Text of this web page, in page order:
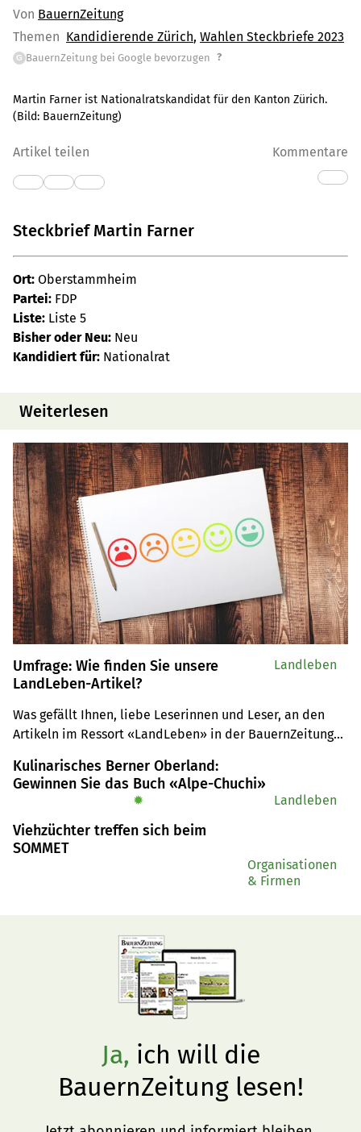
Von BauernZeitung
Themen Kandidierende Zürich Wahlen Steckbriefe 2023
G BauernZeitung bei Google bevorzugen ?
Martin Farner ist Nationalratskandidat für den Kanton Zürich.
(Bild: BauernZeitung)
Artikel teilen Kommentare
Steckbrief Martin Farner
Ort: Oberstammheim
Partei: FDP
Liste: Liste 5
Bisher oder Neu: Neu
Kandidiert für: Nationalrat
Weiterlesen
Umfrage: Wie finden Sie unsere
LandLeben-Artikel?
Was gefällt Ihnen, liebe Leserinnen und ­Leser, an den
Artikeln im Ressort «LandLeben» in der BauernZeitung?
bestimmte Themen lesen? Oder weniger?
Landleben
Kulinarisches Berner Oberland:
Gewinnen Sie das Buch «Alpe-Chuchi»
✹ Landleben
Viehzüchter treffen sich beim
SOMMET
Organisationen
& Firmen
Ja, ich will die
BauernZeitung lesen!